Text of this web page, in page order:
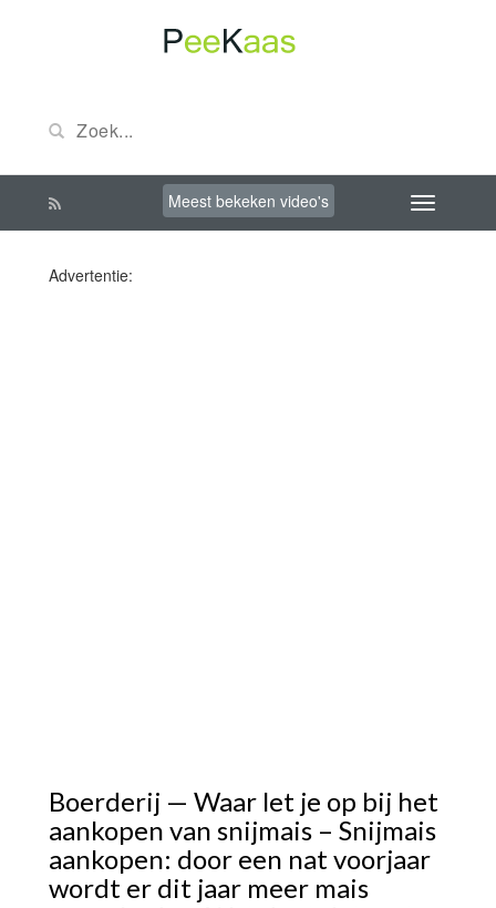
Meest bekeken video's
Advertentie:
Boerderij — Waar let je op bij het
aankopen van snijmais – Snijmais
aankopen: door een nat voorjaar
wordt er dit jaar meer mais